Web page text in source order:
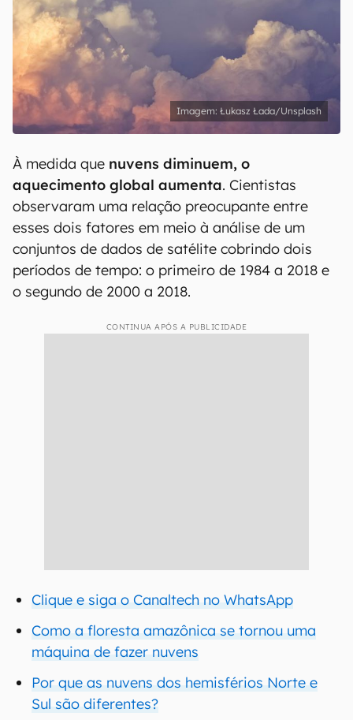
Łukasz Łada/Unsplash
À medida que nuvens diminuem, o
aquecimento global aumenta. Cientistas
observaram uma relação preocupante entre
esses dois fatores em meio à análise de um
conjuntos de dados de satélite cobrindo dois
períodos de tempo: o primeiro de 1984 a 2018 e
o segundo de 2000 a 2018.
CONTINUA APÓS A PUBLICIDADE
Clique e siga o Canaltech no WhatsApp
Como a floresta amazônica se tornou uma
máquina de fazer nuvens
Por que as nuvens dos hemisférios Norte e
Sul são diferentes?